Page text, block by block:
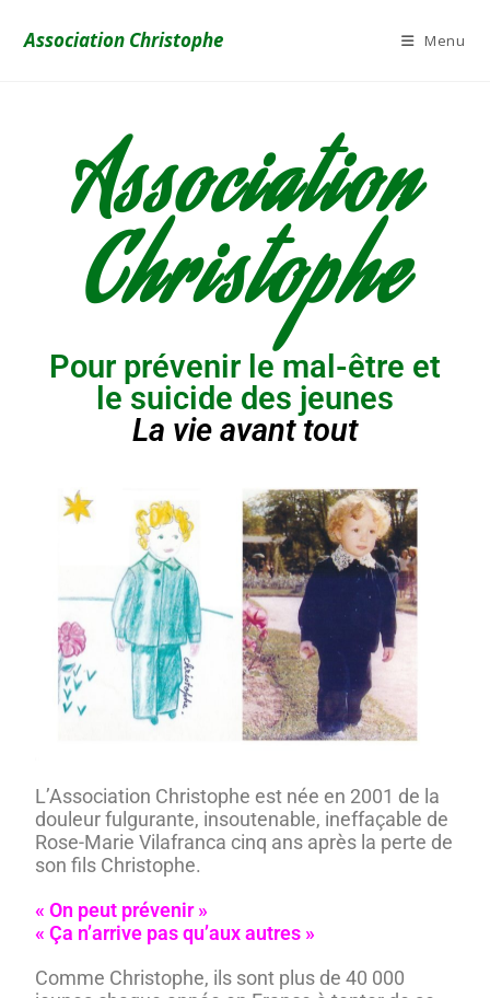
Association Christophe Menu
Association
Christophe
Pour prévenir le mal-être et
le suicide des jeunes
La vie avant tout
L’Association Christophe est née en 2001 de la
douleur fulgurante, insoutenable, ineffaçable de
Rose-Marie Vilafranca cinq ans après la perte de
son fils Christophe.
« On peut prévenir »
« Ça n’arrive pas qu’aux autres »
Comme Christophe, ils sont plus de 40 000